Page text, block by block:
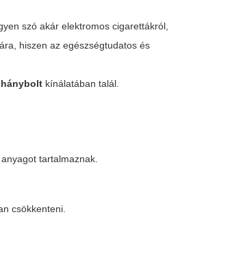
szó akár elektromos cigarettákról,
hiszen az egészségtudatos és
kínálatában talál.
tartalmaznak.
csökkenteni.